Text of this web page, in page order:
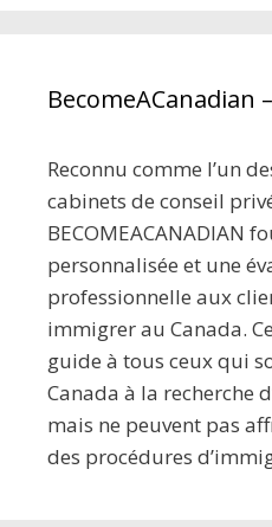
BecomeACanadian
Reconnu comme l’un
cabinets de conseil
BECOMEACANADIAN
personnalisée et une
professionnelle aux
immigrer au Canada.
guide à tous ceux qui
Canada à la recherche
mais ne peuvent pas
des procédures